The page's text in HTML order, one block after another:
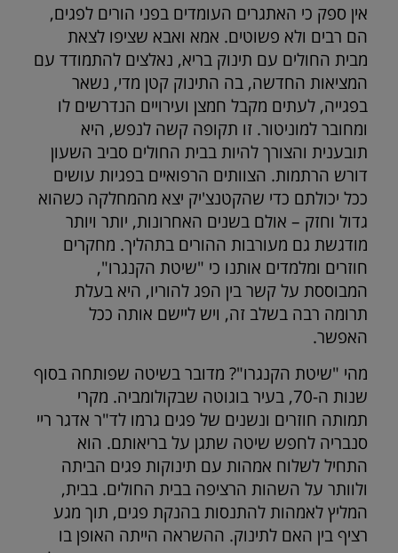
אין ספק כי האתגרים העומדים בפני הורים לפגים,
הם רבים ולא פשוטים. אמא ואבא שציפו לצאת
מבית החולים עם תינוק בריא, נאלצים להתמודד עם
המציאות החדשה, בה התינוק קטן מדי, נשאר
בפגייה, לעתים מקבל חמצן ועירויים הנדרשים לו
ומחובר למוניטור. זו תקופה קשה לנפש, היא
תובענית והצורך להיות בבית החולים סביב השעון
דורש הרתמות. הצוותים הרפואיים בפגיות עושים
ככל יכולתם כדי שהקטנצ'יק יצא מהמחלקה כשהוא
גדול וחזק – אולם בשנים האחרונות, יותר ויותר
מודגשת גם מעורבות ההורים בתהליך. מחקרים
חוזרים ומלמדים אותנו כי "שיטת הקנגרו",
המבוססת על קשר בין הפג להוריו, היא בעלת
תרומה רבה בשלב זה, ויש ליישם אותה ככל
האפשר.
מהי "שיטת הקנגרו"? מדובר בשיטה שפותחה בסוף
שנות ה-70, בעיר בוגוטה שבקולומביה. מקרי
תמותה חוזרים ונשנים של פגים גרמו לד"ר אדגר ריי
סנבריה לחפש שיטה שתגן על בריאותם. הוא
התחיל לשלוח אמהות עם תינוקות פגים הביתה
ולוותר על השהות הרציפה בבית החולים. בבית,
המליץ לאמהות להתנסות בהנקת פגים, תוך מגע
רציף בין האם לתינוק. ההשראה הייתה האופן בו